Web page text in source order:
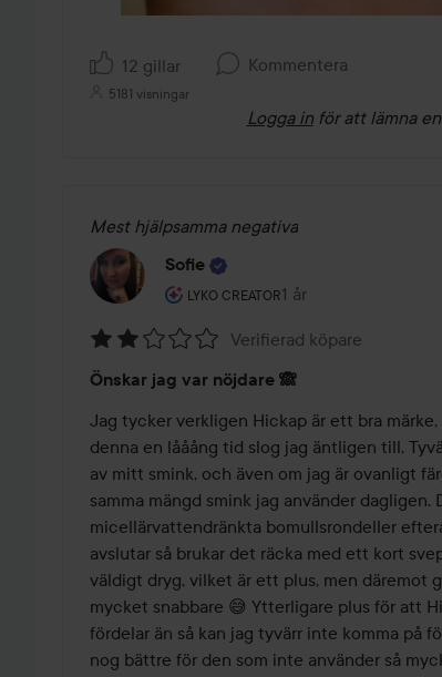
12 gillar Kommentera
5181 visningar
Logga in för att lämna
Mest hjälpsamma negativa
Sofie
LYKO CREATOR
Användarens roll: Lyko Creator.
1 år
Inlägget skapades 1 år
2
av
5
Verifierad köpare
Önskar jag var nöjdare 🙈
Jag tycker verkligen Hickap är ett bra
denna en lååång tid slog jag äntligen till.
av mitt smink, och även om jag är ovanligt
samma mängd smink jag använder dagligen.
micellärvattendränkta bomullsrondeller
avslutar så brukar det räcka med ett kort
väldigt dryg, vilket är ett plus, men däremot
mycket snabbare 😅 Ytterligare plus för att
fördelar än så kan jag tyvärr inte komma på
nog bättre för den som inte använder så